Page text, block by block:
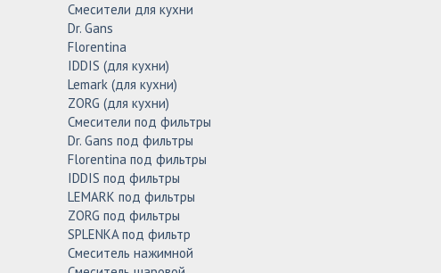
Смесители для кухни
Dr. Gans
Florentina
IDDIS (для кухни)
Lemark (для кухни)
ZORG (для кухни)
Смесители под фильтры
Dr. Gans под фильтры
Florentina под фильтры
IDDIS под фильтры
LEMARK под фильтры
ZORG под фильтры
SPLENKA под фильтр
Смеситель нажимной